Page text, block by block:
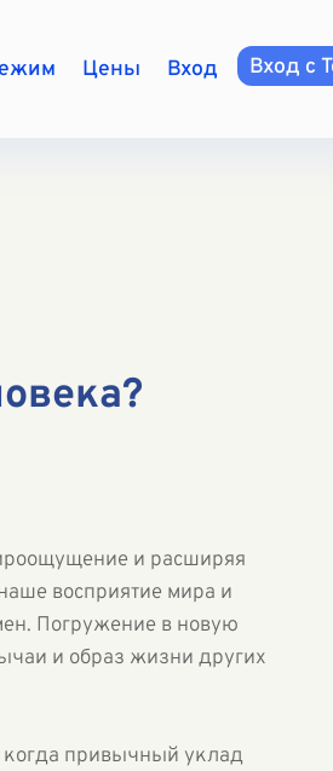
Цены Вход Вход с
и расширяя
восприятие мира и
Погружение в новую
и образ жизни других
когда привычный уклад